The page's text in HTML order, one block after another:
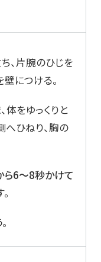
、片腕のひじを
につける。
体をゆっくりと
へひねり、胸の
ら6～8秒かけて